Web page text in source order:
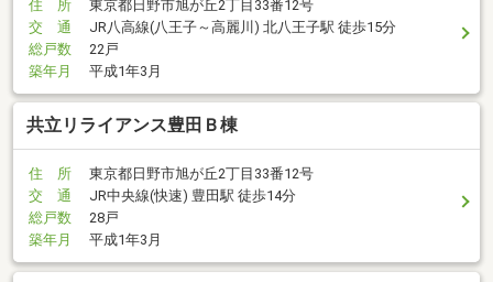
住 所
東京都日野市旭が丘2丁目33番12号
交 通
JR八高線(八王子～高麗川) 北八王子駅 徒歩15分
総戸数
22戸
築年月
平成1年3月
共立リライアンス豊田Ｂ棟
住 所
東京都日野市旭が丘2丁目33番12号
交 通
JR中央線(快速) 豊田駅 徒歩14分
総戸数
28戸
築年月
平成1年3月